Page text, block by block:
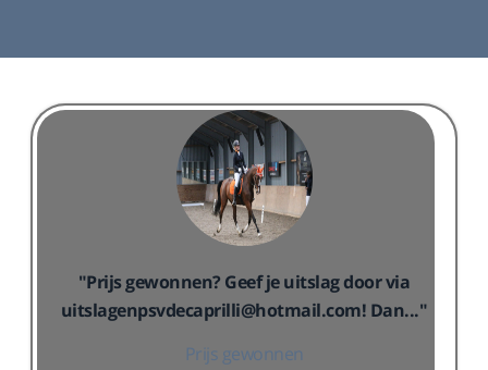
"Prijs gewonnen? Geef je uitslag door via
uitslagenpsvdecaprilli@hotmail.com! Dan..."
Prijs gewonnen